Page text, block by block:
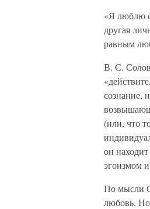
«Я люблю
другая
равным
В. С.
сознание,
(или, что
он
эгоизмом
По мысли
любовь. Но